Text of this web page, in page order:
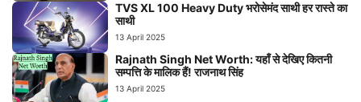
TVS XL 100 Heavy Duty भरोसेमंद साथी हर रास्ते का
साथी
13 April 2025
Rajnath Singh Net Worth: यहाँ से देखिए कितनी
सम्पत्ति के मालिक हैं! राजनाथ सिंह
13 April 2025